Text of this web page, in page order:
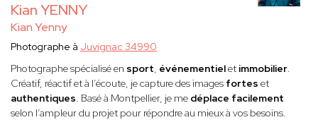
Kian YENNY
Kian Yenny
Photographe à Juvignac 34990
Photographe spécialisé en sport, événementielet immobilier.
Créatif, réactif et à l’écoute, je capture des images fortes et
authentiques. Basé à Montpellier, je me déplace facilement
selon l’ampleur du projet pour répondre au mieux à vos besoins.